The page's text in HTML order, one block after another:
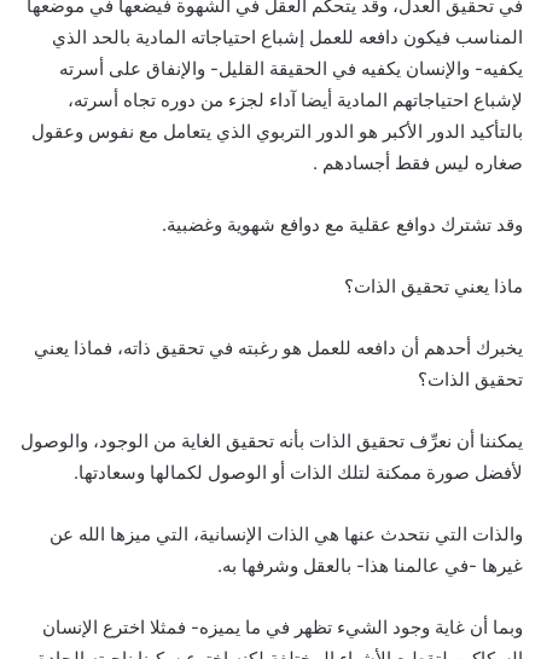
في تحقيق العدل، وقد يتحكم العقل في الشهوة فيضعها في موضعها
المناسب فيكون دافعه للعمل إشباع احتياجاته المادية بالحد الذي
يكفيه- والإنسان يكفيه في الحقيقة القليل- والإنفاق على أسرته
لإشباع احتياجاتهم المادية أيضا آداء لجزء من دوره تجاه أسرته،
بالتأكيد الدور الأكبر هو الدور التربوي الذي يتعامل مع نفوس وعقول
صغاره ليس فقط أجسادهم .
وقد تشترك دوافع عقلية مع دوافع شهوية وغضبية.
ماذا يعني تحقيق الذات؟
يخبرك أحدهم أن دافعه للعمل هو رغبته في تحقيق ذاته، فماذا يعني
تحقيق الذات؟
يمكننا أن نعرِّف تحقيق الذات بأنه تحقيق الغاية من الوجود، والوصول
لأفضل صورة ممكنة لتلك الذات أو الوصول لكمالها وسعادتها.
والذات التي نتحدث عنها هي الذات الإنسانية، التي ميزها الله عن
غيرها -في عالمنا هذا- بالعقل وشرفها به.
وبما أن غاية وجود الشيء تظهر في ما يميزه- فمثلا اخترع الإنسان